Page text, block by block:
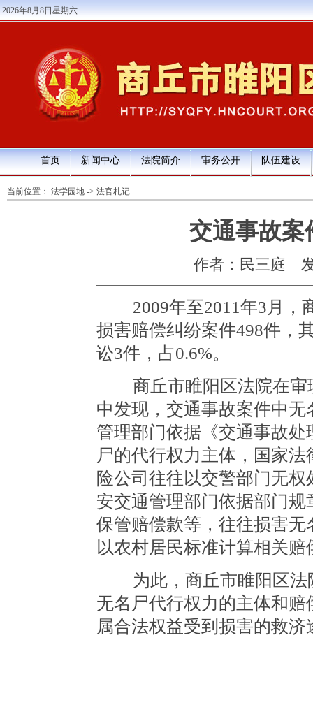
2026年8月8日星期六
首页 新闻中心 法院简介 审务公开 队伍建设
当前位置： 法学园地 -> 法官札记
交通事故案
作者：民三庭
2009年至2011年3月，
损害赔偿纠纷案件498件，
讼3件，占0.6%。
商丘市睢阳区法院在审
中发现，交通事故案件中
管理部门依据《交通事故
尸的代行权力主体，国家
险公司往往以交警部门无
安交通管理部门依据部门
保管赔偿款等，往往损害
以农村居民标准计算相关
为此，商丘市睢阳区法
无名尸代行权力的主体和
属合法权益受到损害的救济